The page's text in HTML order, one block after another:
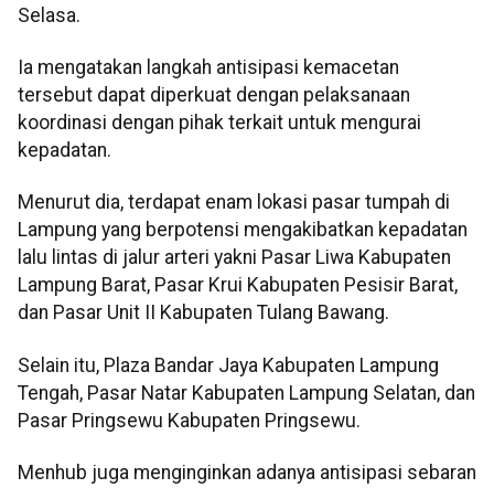
Selasa.
Ia mengatakan langkah antisipasi kemacetan
tersebut dapat diperkuat dengan pelaksanaan
koordinasi dengan pihak terkait untuk mengurai
kepadatan.
Menurut dia, terdapat enam lokasi pasar tumpah di
Lampung yang berpotensi mengakibatkan kepadatan
lalu lintas di jalur arteri yakni Pasar Liwa Kabupaten
Lampung Barat, Pasar Krui Kabupaten Pesisir Barat,
dan Pasar Unit II Kabupaten Tulang Bawang.
Selain itu, Plaza Bandar Jaya Kabupaten Lampung
Tengah, Pasar Natar Kabupaten Lampung Selatan, dan
Pasar Pringsewu Kabupaten Pringsewu.
Menhub juga menginginkan adanya antisipasi sebaran